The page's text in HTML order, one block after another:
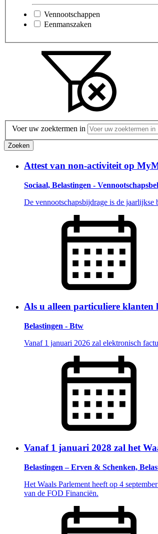
Vennootschappen
Eenmanszaken
Voer uw zoektermen in
Zoeken
Attest van non-activiteit op
Sociaal, Belastingen -
De vennootschapsbijdrage is de jaarlijkse
Als u alleen particuliere klanten
Belastingen - Btw
Vanaf 1 januari 2026 zal elektronisch
Vanaf 1 januari 2028 zal het
Belastingen – Erven & Schenken,
Het Waals Parlement heeft op 4
van de FOD Financiën.